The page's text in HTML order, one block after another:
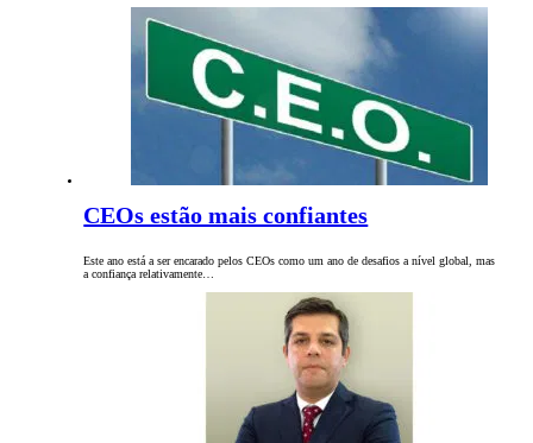
CEOs estão mais confiantes
Este ano está a ser encarado pelos CEOs como um ano de desafios a nível global, mas
a confiança relativamente…